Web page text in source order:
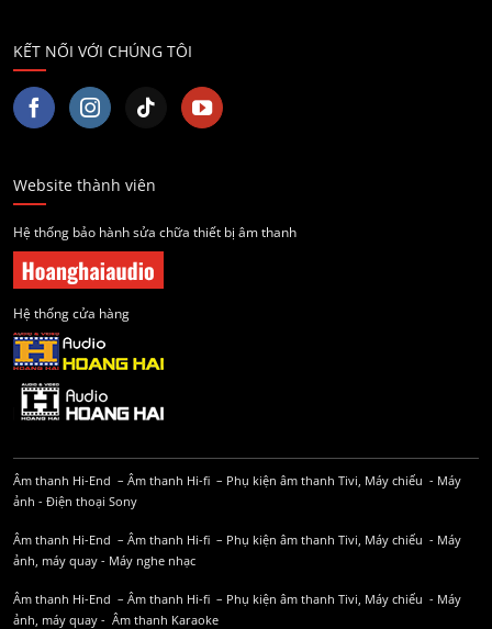
KẾT NỐI VỚI CHÚNG TÔI
Website thành viên
Hệ thống bảo hành sửa chữa thiết bị âm thanh
Hệ thống cửa hàng
Âm thanh Hi-End – Âm thanh Hi-fi – Phụ kiện âm thanh Tivi, Máy chiếu - Máy
ảnh - Điện thoại Sony
Âm thanh Hi-End – Âm thanh Hi-fi – Phụ kiện âm thanh Tivi, Máy chiếu - Máy
ảnh, máy quay - Máy nghe nhạc
Âm thanh Hi-End – Âm thanh Hi-fi – Phụ kiện âm thanh Tivi, Máy chiếu - Máy
ảnh, máy quay - Âm thanh Karaoke